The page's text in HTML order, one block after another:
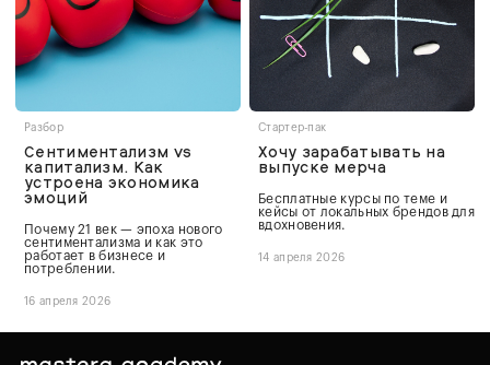
Разбор
Сентиментализм vs
капитализм. Как
устроена экономика
эмоций
Почему 21 век — эпоха нового
сентиментализма и как это
работает в бизнесе и
потреблении.
16 апреля 2026
Стартер-пак
Хочу зарабатывать на
выпуске мерча
Бесплатные курсы по теме и
кейсы от локальных брендов для
вдохновения.
14 апреля 2026